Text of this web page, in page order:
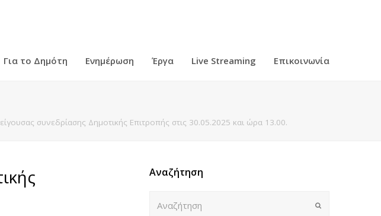
Για το Δημότη Ενημέρωση Έργα Live Streaming Επικοινωνία
συνεδρίασης Δημοτικής Επιτροπής στις 30.05.2025 και ώρα 13.00.
Αναζήτηση